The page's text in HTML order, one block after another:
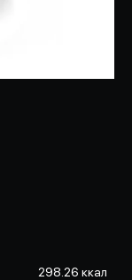
298.26 ккал